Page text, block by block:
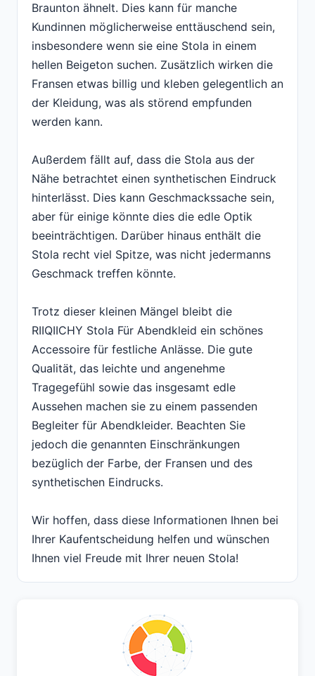
Braunton ähnelt. Dies kann für manche
Kundinnen möglicherweise enttäuschend sein,
insbesondere wenn sie eine Stola in einem
hellen Beigeton suchen. Zusätzlich wirken die
Fransen etwas billig und kleben gelegentlich an
der Kleidung, was als störend empfunden
werden kann.
Außerdem fällt auf, dass die Stola aus der
Nähe betrachtet einen synthetischen Eindruck
hinterlässt. Dies kann Geschmackssache sein,
aber für einige könnte dies die edle Optik
beeinträchtigen. Darüber hinaus enthält die
Stola recht viel Spitze, was nicht jedermanns
Geschmack treffen könnte.
Trotz dieser kleinen Mängel bleibt die
RIIQIICHY Stola Für Abendkleid ein schönes
Accessoire für festliche Anlässe. Die gute
Qualität, das leichte und angenehme
Tragegefühl sowie das insgesamt edle
Aussehen machen sie zu einem passenden
Begleiter für Abendkleider. Beachten Sie
jedoch die genannten Einschränkungen
bezüglich der Farbe, der Fransen und des
synthetischen Eindrucks.
Wir hoffen, dass diese Informationen Ihnen bei
Ihrer Kaufentscheidung helfen und wünschen
Ihnen viel Freude mit Ihrer neuen Stola!